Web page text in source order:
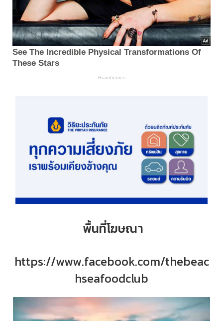
พื้นที่โฆษณา
https://www.facebook.com/thebeac
hseafoodclub